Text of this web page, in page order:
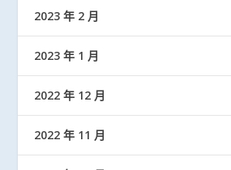
2023 年 2 月
2023 年 1 月
2022 年 12 月
2022 年 11 月